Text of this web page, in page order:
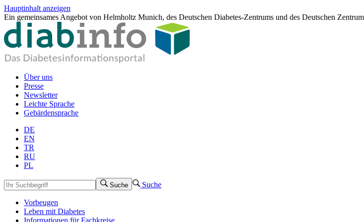
Hauptinhalt anzeigen
Ein gemeinsames Angebot von Helmholtz Munich, des Deutschen Diabetes-Zentrums und des Deutschen
Über uns
Presse
Newsletter
Leichte Sprache
Gebärdensprache
DE
EN
TR
RU
PL
Suche Suche
Vorbeugen
Leben mit Diabetes
Informationen für Fachkreise